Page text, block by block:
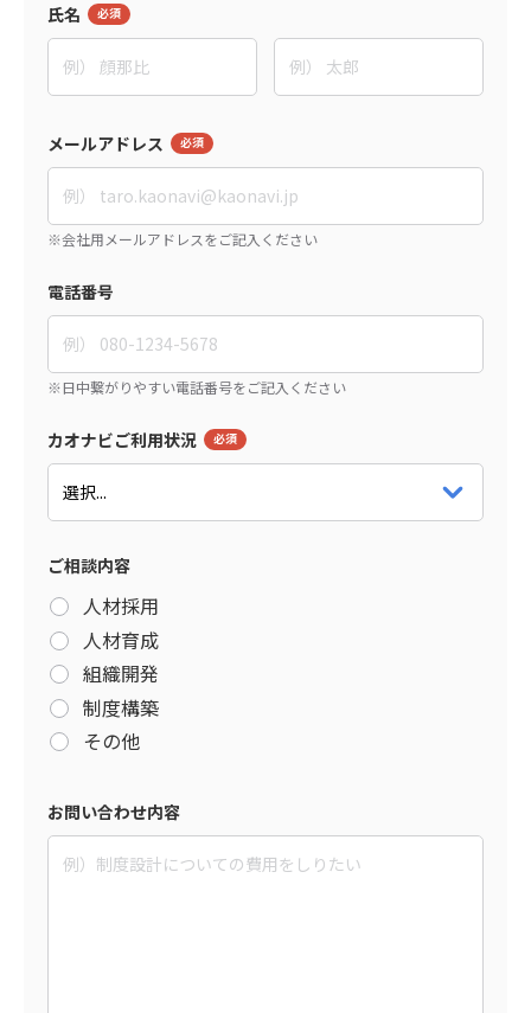
氏名
メールアドレス
電話番号
カオナビご利用状況
ご相談内容
人材採用
人材育成
組織開発
制度構築
その他
お問い合わせ内容